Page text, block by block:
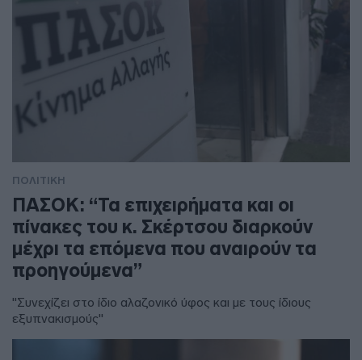
ΠΟΛΙΤΙΚΗ
ΠΑΣΟΚ: “Τα επιχειρήματα και οι
πίνακες του κ. Σκέρτσου διαρκούν
μέχρι τα επόμενα που αναιρούν τα
προηγούμενα”
"Συνεχίζει στο ίδιο αλαζονικό ύφος και με τους ίδιους
εξυπνακισμούς"